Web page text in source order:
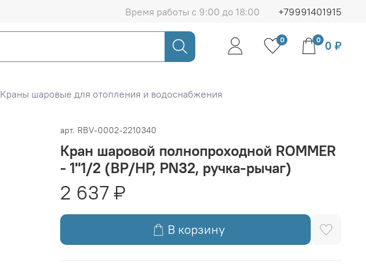
Время работы с 9:00 до 18:00 +79991401915
0 0 0 ₽
Краны шаровые для отопления и водоснабжения
арт. RBV-0002-2210340
Кран шаровой полнопроходной ROMMER
- 1"1/2 (ВР/НР, PN32, ручка-рычаг)
2 637 ₽
В корзину